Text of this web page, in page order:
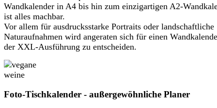
Wandkalender in A4 bis hin zum einzigartigen A2-
ist alles machbar.
Vor allem für ausdrucksstarke Portraits oder landschaftliche
Naturaufnahmen wird angeraten sich für einen
der XXL-Ausführung zu entscheiden.
Foto-Tischkalender - außergewöhnliche Planer